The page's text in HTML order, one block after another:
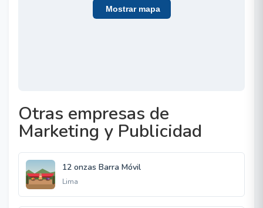
Mostrar mapa
Otras empresas de
Marketing y Publicidad
12 onzas Barra Móvil
Lima